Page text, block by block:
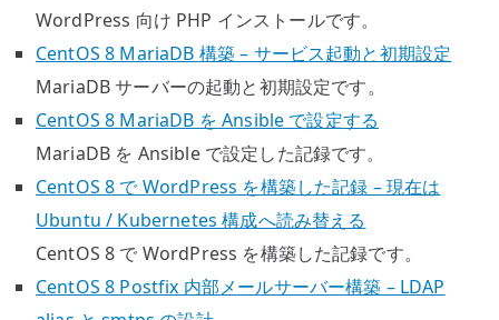
WordPress 向け PHP インストールです。
CentOS 8 MariaDB 構築 – サービス起動と初期設定
MariaDB サーバーの起動と初期設定です。
CentOS 8 MariaDB を Ansible で設定する
MariaDB を Ansible で設定した記録です。
CentOS 8 で WordPress を構築した記録 – 現在は
Ubuntu / Kubernetes 構成へ読み替える
CentOS 8 で WordPress を構築した記録です。
CentOS 8 Postfix 内部メールサーバー構築 – LDAP